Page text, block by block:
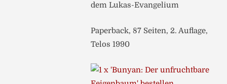
dem Lukas-Evangelium
Paperback, 87 Seiten, 2. Auflage,
Telos 1990